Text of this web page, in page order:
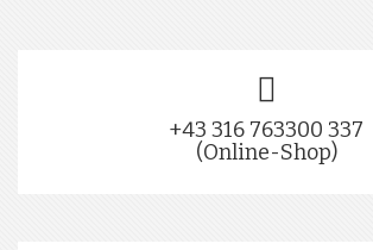
+43 316 763300 337
(Online-Shop)